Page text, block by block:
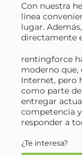
Con nuestra
línea
lugar.
directamente
rentingforce
moderno que,
Internet, pero
como parte
entregar
competencia
responder a
¿Te interesa?